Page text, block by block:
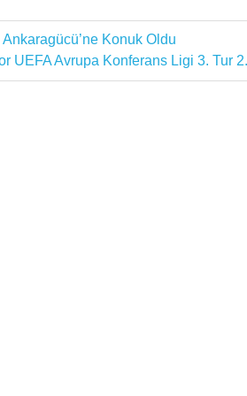
Konuk Oldu
UEFA Avrupa Konferans Ligi 3. Tur 2.